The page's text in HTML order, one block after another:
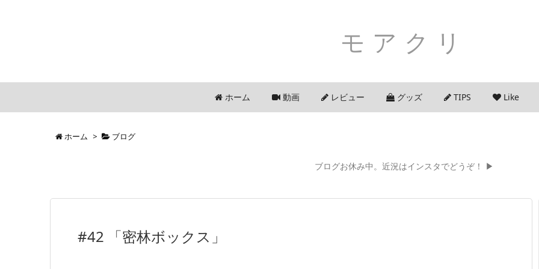
モアクリ
ホーム 動画 レビュー グッズ TIPS Like
ホーム > ブログ
ブログお休み中。近況はインスタでどうぞ！ ▶
#42 「密林ボックス」